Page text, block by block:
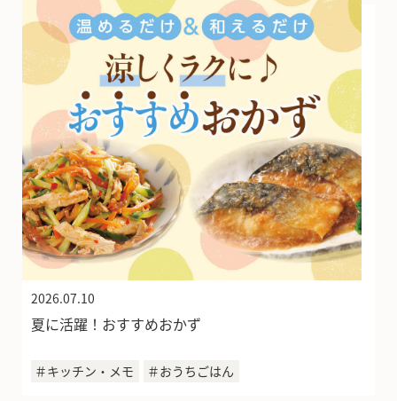
2026.07.10
夏に活躍！おすすめおかず
＃キッチン・メモ ＃おうちごはん